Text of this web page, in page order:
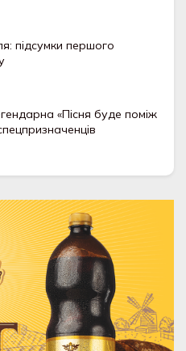
підсумки першого
«Пісня буде поміж